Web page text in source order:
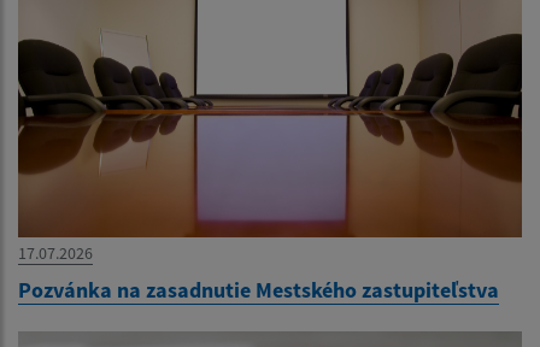
17.07.2026
Pozvánka na zasadnutie Mestského zastupiteľstva